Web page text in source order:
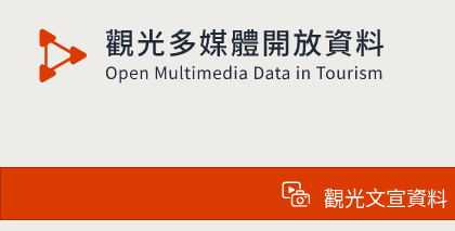
觀光多媒體開放資料
觀光文宣資料